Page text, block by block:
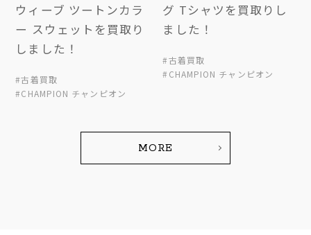
ウィーブ ツートンカラ
ー スウェットを買取り
しました！
#古着買取
#CHAMPION チャンピオン
グ Tシャツを買取りし
ました！
#古着買取
#CHAMPION チャンピオン
MORE